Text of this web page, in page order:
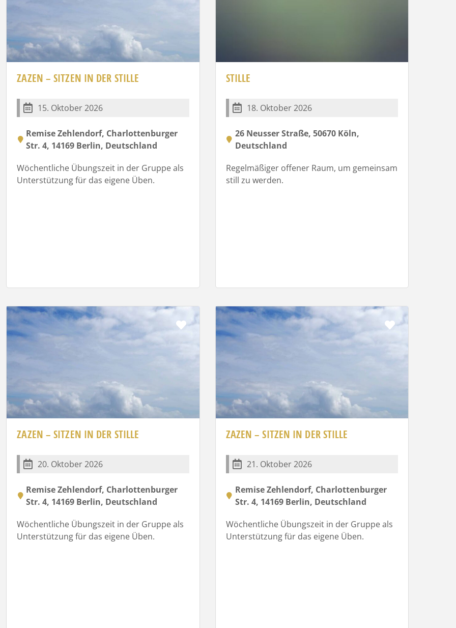
ZAZEN – SITZEN IN DER STILLE
15. Oktober 2026
Remise Zehlendorf, Charlottenburger
Str. 4, 14169 Berlin, Deutschland
Wöchentliche Übungszeit in der Gruppe als
Unterstützung für das eigene Üben.
STILLE
18. Oktober 2026
26 Neusser Straße, 50670 Köln,
Deutschland
Regelmäßiger offener Raum, um gemeinsam
still zu werden.
Favorit
ZAZEN – SITZEN IN DER STILLE
20. Oktober 2026
Remise Zehlendorf, Charlottenburger
Str. 4, 14169 Berlin, Deutschland
Wöchentliche Übungszeit in der Gruppe als
Unterstützung für das eigene Üben.
Favorit
ZAZEN – SITZEN IN DER STILLE
21. Oktober 2026
Remise Zehlendorf, Charlottenburger
Str. 4, 14169 Berlin, Deutschland
Wöchentliche Übungszeit in der Gruppe als
Unterstützung für das eigene Üben.